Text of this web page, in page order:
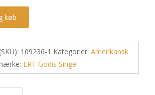
køb
109236-1 Kategorier: Amerikansk
ERT Godis Singel